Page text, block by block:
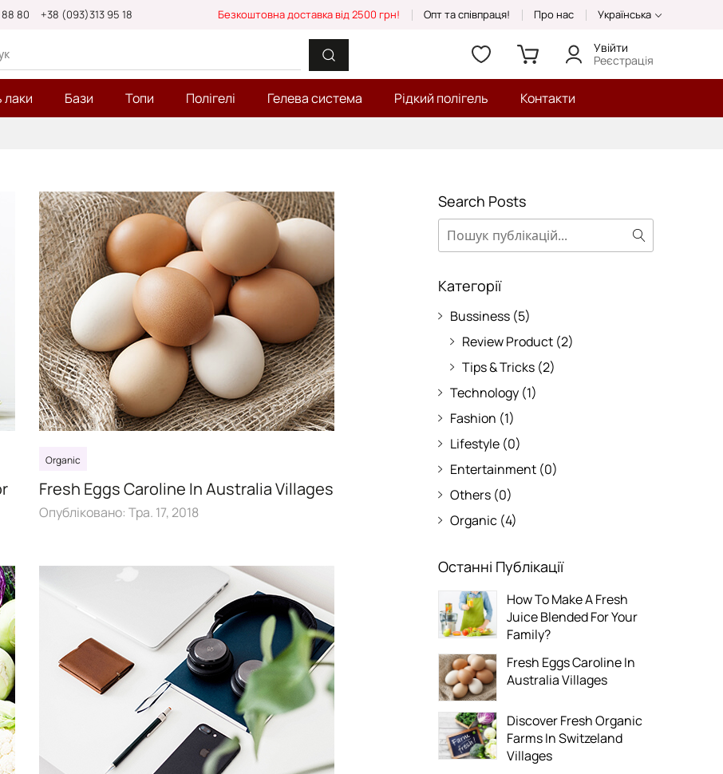
80 +38 (093)313 95 18 Безкоштовна доставка від 2500 грн! Опт та співпраця! Про нас Українська
Увійти
Реєстрація
лаки Бази Топи Полігелі Гелева система Рідкий полігель Контакти
Organic
Fresh Eggs Caroline In Australia Villages
Опубліковано: Тра. 17, 2018
Search Posts
Пошук
Пошук
Категорії
Bussiness (5)
Review Product (2)
Tips & Tricks (2)
Technology (1)
Fashion (1)
Lifestyle (0)
Entertainment (0)
Others (0)
Organic (4)
Останні Публікації
How To Make A Fresh
Juice Blended For Your
Family?
Fresh Eggs Caroline In
Australia Villages
Discover Fresh Organic
Farms In Switzeland
Villages